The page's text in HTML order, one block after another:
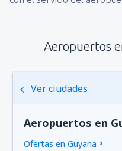
Aeropuertos
Ver ciudades
Aeropuertos en
Ofertas en Guyana